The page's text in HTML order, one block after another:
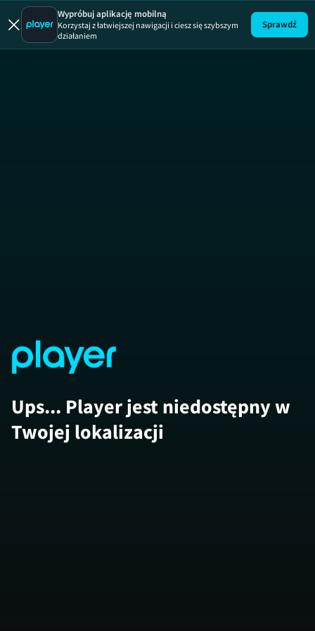
Trolle 3
Wypróbuj aplikację mobilną
Korzystaj z łatwiejszej nawigacji i ciesz się szybszym
działaniem
Sprawdź
Ups... Player jest niedostępny w
Twojej lokalizacji